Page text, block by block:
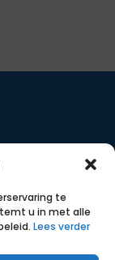
te
u in met alle
Lees verder
helpen we
passende